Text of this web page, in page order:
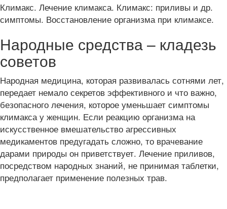
Климакс. Лечение климакса. Климакс: приливы и др.
симптомы. Восстановление организма при климаксе.
Народные средства – кладезь
советов
Народная медицина, которая развивалась сотнями лет,
передает немало секретов эффективного и что важно,
безопасного лечения, которое уменьшает симптомы
климакса у женщин. Если реакцию организма на
искусственное вмешательство агрессивных
медикаментов предугадать сложно, то врачевание
дарами природы он приветствует. Лечение приливов,
посредством народных знаний, не принимая таблетки,
предполагает применение полезных трав.